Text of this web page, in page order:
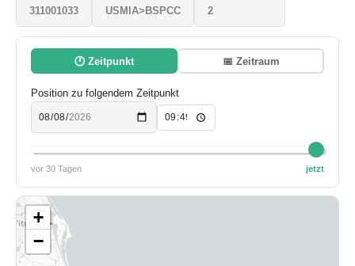
311001033 USMIA>BSPCC 2
🕐 Zeitpunkt 📅 Zeitraum
Position zu folgendem Zeitpunkt
vor 30 Tagen jetzt
+
−